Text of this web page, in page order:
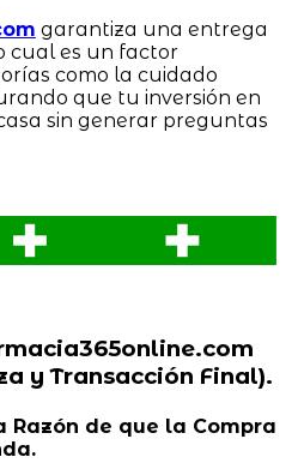
garantiza una entrega
cual es un factor
como la cuidado
que tu inversión en
sin generar preguntas
y Transacción Final).
Razón de que la Compra